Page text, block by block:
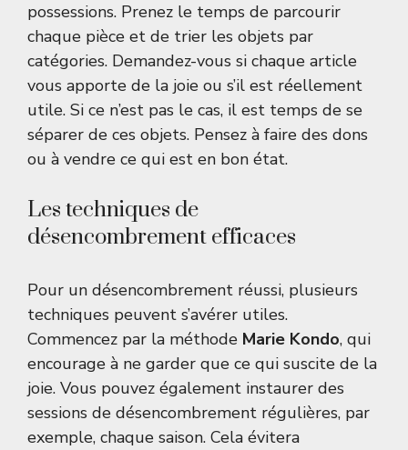
possessions. Prenez le temps de parcourir
chaque pièce et de trier les objets par
catégories. Demandez-vous si chaque article
vous apporte de la joie ou s’il est réellement
utile. Si ce n’est pas le cas, il est temps de se
séparer de ces objets. Pensez à faire des dons
ou à vendre ce qui est en bon état.
Les techniques de
désencombrement efficaces
Pour un désencombrement réussi, plusieurs
techniques peuvent s’avérer utiles.
Commencez par la méthode Marie Kondo, qui
encourage à ne garder que ce qui suscite de la
joie. Vous pouvez également instaurer des
sessions de désencombrement régulières, par
exemple, chaque saison. Cela évitera